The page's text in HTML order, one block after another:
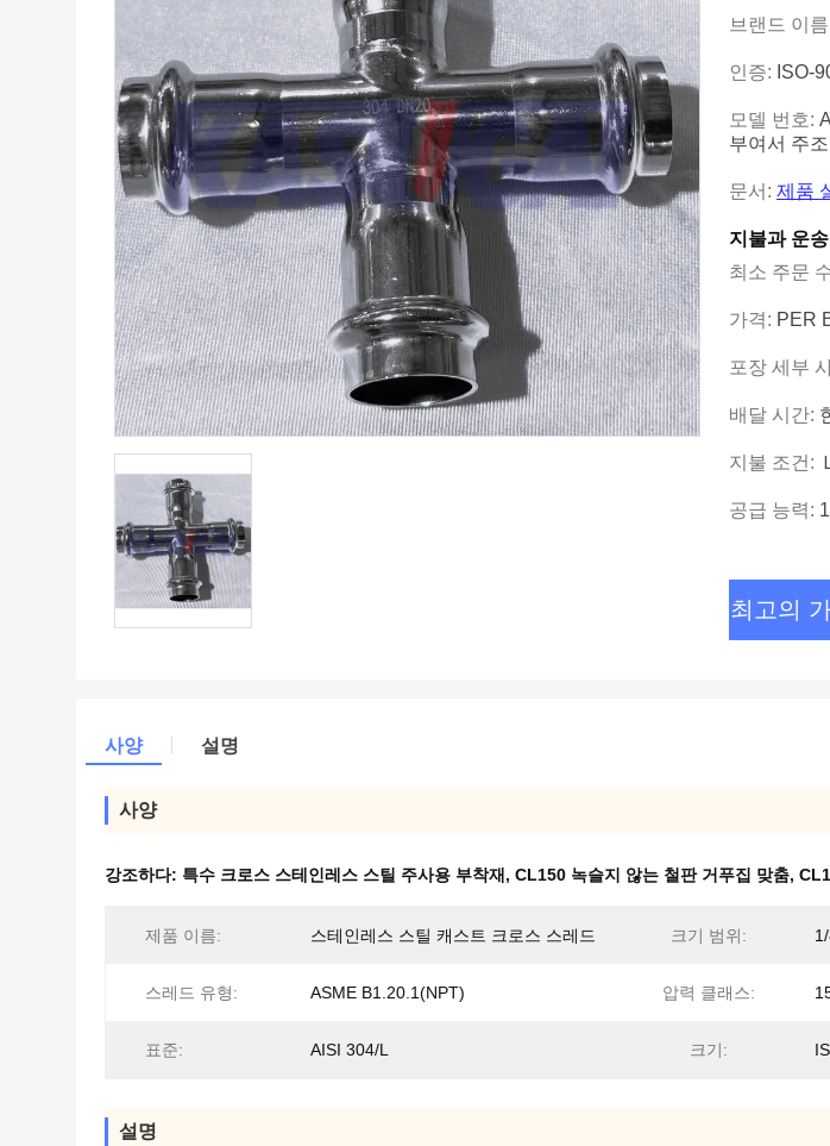
브랜드 이
인증: ISO-
모델 번호:
부여서 주
문서: 제품
지불과 운
최소 주문
가격: PER
포장 세부
배달 시간:
지불 조건:
공급 능력:
최고의
사양 설명
사양
강조하다: 특수 크로스 스테인레스 스틸 주사용 부착재 , CL150 녹슬지 않는 철판 거푸집 맞춤,
제품 이름: 스테인레스 스틸 캐스트 크로스 스레드 크기 범위:
스레드 유형: ASME B1.20.1(NPT) 압력 클래스:
표준: AISI 304/L 크기:
설명